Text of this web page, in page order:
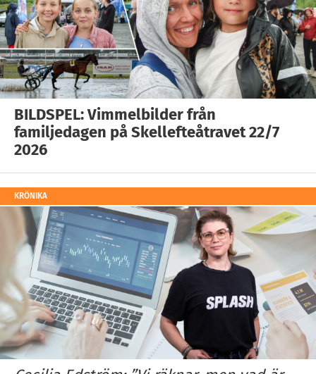
BILDSPEL: Vimmelbilder från
familjedagen på Skellefteåtravet 22/7
2026
KRÖNIKA